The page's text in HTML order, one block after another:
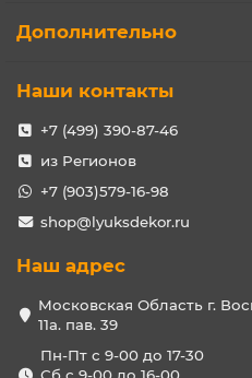
Дополнительно
Наши контакты
+7 (499) 390-87-46
из Регионов
+7 (903)579-16-98
shop@lyuksdekor.ru
Наш адрес
Московская Область г.
11а. пав. 39
Пн-Пт с 9-00 до 17-30